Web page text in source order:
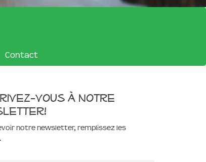
Contact
vous à notre
notre newsletter, remplissez les